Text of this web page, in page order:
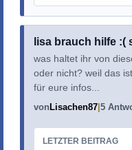
lisa brauch hilfe :(
was haltet ihr von
oder nicht? weil das
für eure infos...
vonLisachen87 5
LETZTER BEITRAG